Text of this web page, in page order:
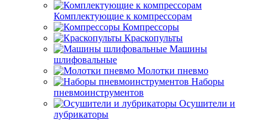
Комплектующие к компрессорам
Компрессоры
Краскопульты
Машины
шлифовальные
Молотки пневмо
Наборы
пневмоинструментов
Осушители и
лубрикаторы